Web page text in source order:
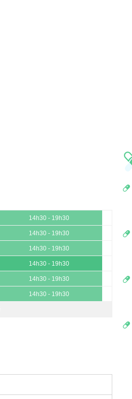
14h30 - 19h30
14h30 - 19h30
14h30 - 19h30
14h30 - 19h30
14h30 - 19h30
14h30 - 19h30